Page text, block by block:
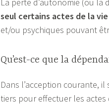
La perte d’autonomie (ou la
seul certains actes de la
et/ou psychiques pouvant
Qu’est-ce que la
Dans l’acception courante,
tiers pour effectuer les actes